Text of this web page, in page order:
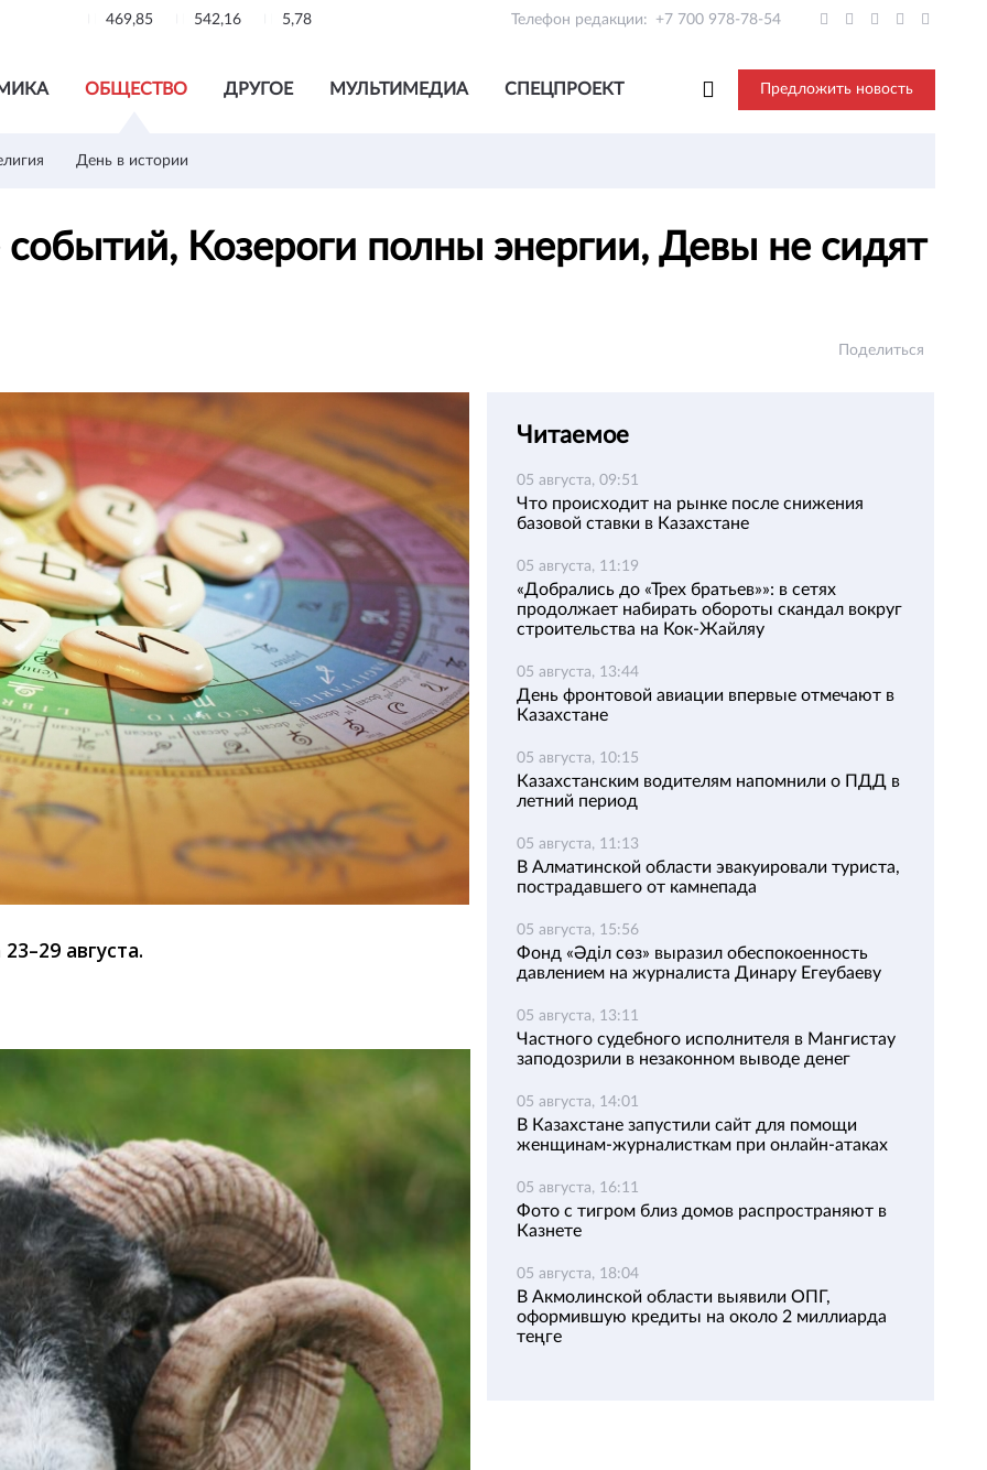
469,85 542,16 5,78 Телефон редакции: +7 700 978-78-54
ОБЩЕСТВО ДРУГОЕ МУЛЬТИМЕДИА СПЕЦПРОЕКТ Предложить новость
День в истории
Козероги полны энергии, Девы не сидят
Поделиться
августа.
Читаемое
05 августа, 09:51
Что происходит на рынке после снижения
базовой ставки в Казахстане
05 августа, 11:19
«Добрались до «Трех братьев»»: в сетях
продолжает набирать обороты скандал вокруг
строительства на Кок-Жайляу
05 августа, 13:44
День фронтовой авиации впервые отмечают в
Казахстане
05 августа, 10:15
Казахстанским водителям напомнили о ПДД в
летний период
05 августа, 11:13
В Алматинской области эвакуировали туриста,
пострадавшего от камнепада
05 августа, 15:56
Фонд «Әділ сөз» выразил обеспокоенность
давлением на журналиста Динару Егеубаеву
05 августа, 13:11
Частного судебного исполнителя в Мангистау
заподозрили в незаконном выводе денег
05 августа, 14:01
В Казахстане запустили сайт для помощи
женщинам-журналисткам при онлайн-атаках
05 августа, 16:11
Фото с тигром близ домов распространяют в
Казнете
05 августа, 18:04
В Акмолинской области выявили ОПГ,
оформившую кредиты на около 2 миллиарда
теңге